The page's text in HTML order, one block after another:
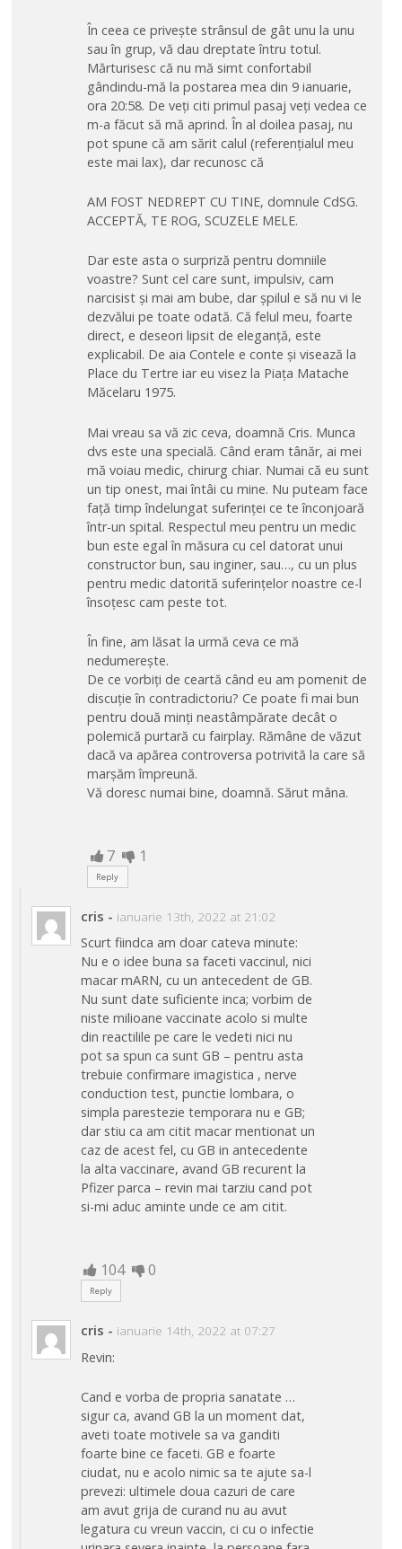
În ceea ce privește strânsul de gât unu la unu
sau în grup, vă dau dreptate întru totul.
Mărturisesc că nu mă simt confortabil
gândindu-mă la postarea mea din 9 ianuarie,
ora 20:58. De veți citi primul pasaj veți vedea ce
m-a făcut să mă aprind. În al doilea pasaj, nu
pot spune că am sărit calul (referențialul meu
este mai lax), dar recunosc că
AM FOST NEDREPT CU TINE, domnule CdSG.
ACCEPTĂ, TE ROG, SCUZELE MELE.
Dar este asta o surpriză pentru domniile
voastre? Sunt cel care sunt, impulsiv, cam
narcisist și mai am bube, dar șpilul e să nu vi le
dezvălui pe toate odată. Că felul meu, foarte
direct, e deseori lipsit de eleganță, este
explicabil. De aia Contele e conte și visează la
Place du Tertre iar eu visez la Piața Matache
Măcelaru 1975.
Mai vreau sa vă zic ceva, doamnă Cris. Munca
dvs este una specială. Când eram tânăr, ai mei
mă voiau medic, chirurg chiar. Numai că eu sunt
un tip onest, mai întâi cu mine. Nu puteam face
față timp îndelungat suferinței ce te înconjoară
într-un spital. Respectul meu pentru un medic
bun este egal în măsura cu cel datorat unui
constructor bun, sau inginer, sau…, cu un plus
pentru medic datorită suferințelor noastre ce-l
însoțesc cam peste tot.
În fine, am lăsat la urmă ceva ce mă
nedumerește.
De ce vorbiți de ceartă când eu am pomenit de
discuție în contradictoriu? Ce poate fi mai bun
pentru două minți neastâmpărate decât o
polemică purtară cu fairplay. Rămâne de văzut
dacă va apărea controversa potrivită la care să
marșăm împreună.
Vă doresc numai bine, doamnă. Sărut mâna.
7 1
Reply
cris - ianuarie 13th, 2022 at 21:02
Scurt fiindca am doar cateva minute:
Nu e o idee buna sa faceti vaccinul, nici
macar mARN, cu un antecedent de GB.
Nu sunt date suficiente inca; vorbim de
niste milioane vaccinate acolo si multe
din reactilile pe care le vedeti nici nu
pot sa spun ca sunt GB – pentru asta
trebuie confirmare imagistica , nerve
conduction test, punctie lombara, o
simpla parestezie temporara nu e GB;
dar stiu ca am citit macar mentionat un
caz de acest fel, cu GB in antecedente
la alta vaccinare, avand GB recurent la
Pfizer parca – revin mai tarziu cand pot
si-mi aduc aminte unde ce am citit.
104 0
Reply
cris - ianuarie 14th, 2022 at 07:27
Revin:
Cand e vorba de propria sanatate …
sigur ca, avand GB la un moment dat,
aveti toate motivele sa va ganditi
foarte bine ce faceti. GB e foarte
ciudat, nu e acolo nimic sa te ajute sa-l
prevezi: ultimele doua cazuri de care
am avut grija de curand nu au avut
legatura cu vreun vaccin, ci cu o infectie